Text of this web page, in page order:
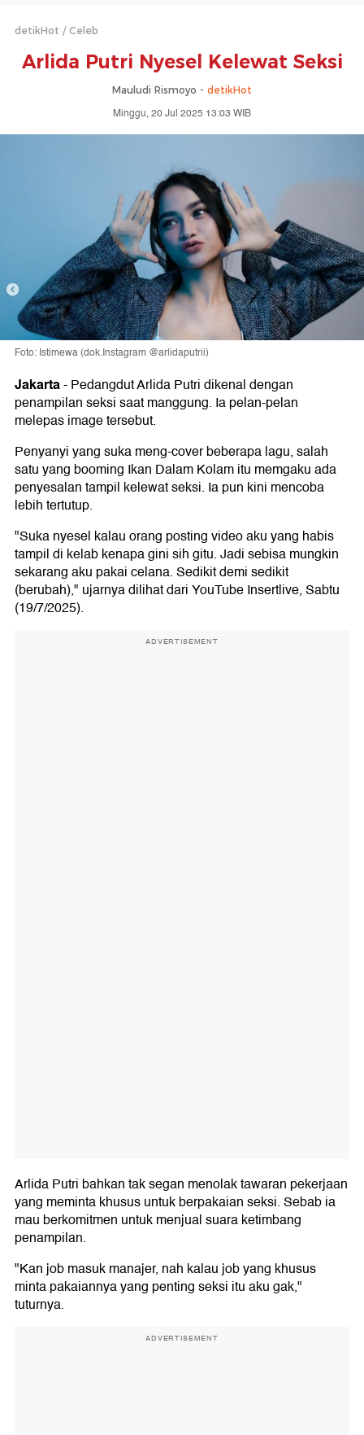
detikHot Celeb
Arlida Putri Nyesel Kelewat Seksi
Mauludi Rismoyo - detikHot
Minggu, 20 Jul 2025 13:03 WIB
Foto: Istimewa (dok.Instagram @arlidaputrii)
Jakarta-Pedangdut Arlida Putri dikenal dengan
penampilan seksi saat manggung. Ia pelan-pelan
melepas image tersebut.
Penyanyi yang suka meng-cover beberapa lagu, salah
satu yang booming Ikan Dalam Kolam itu memgaku ada
penyesalan tampil kelewat seksi. Ia pun kini mencoba
lebih tertutup.
"Suka nyesel kalau orang posting video aku yang habis
tampil di kelab kenapa gini sih gitu. Jadi sebisa mungkin
sekarang aku pakai celana. Sedikit demi sedikit
(berubah)," ujarnya dilihat dari YouTube Insertlive, Sabtu
(19/7/2025).
ADVERTISEMENT
Arlida Putri bahkan tak segan menolak tawaran pekerjaan
yang meminta khusus untuk berpakaian seksi. Sebab ia
mau berkomitmen untuk menjual suara ketimbang
penampilan.
"Kan job masuk manajer, nah kalau job yang khusus
minta pakaiannya yang penting seksi itu aku gak,"
tuturnya.
ADVERTISEMENT